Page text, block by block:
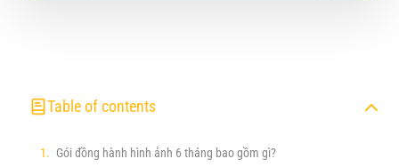
Table of contents
Gói đồng hành hình ảnh 6 tháng bao gồm gì?